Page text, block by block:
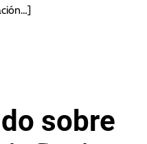
sobre